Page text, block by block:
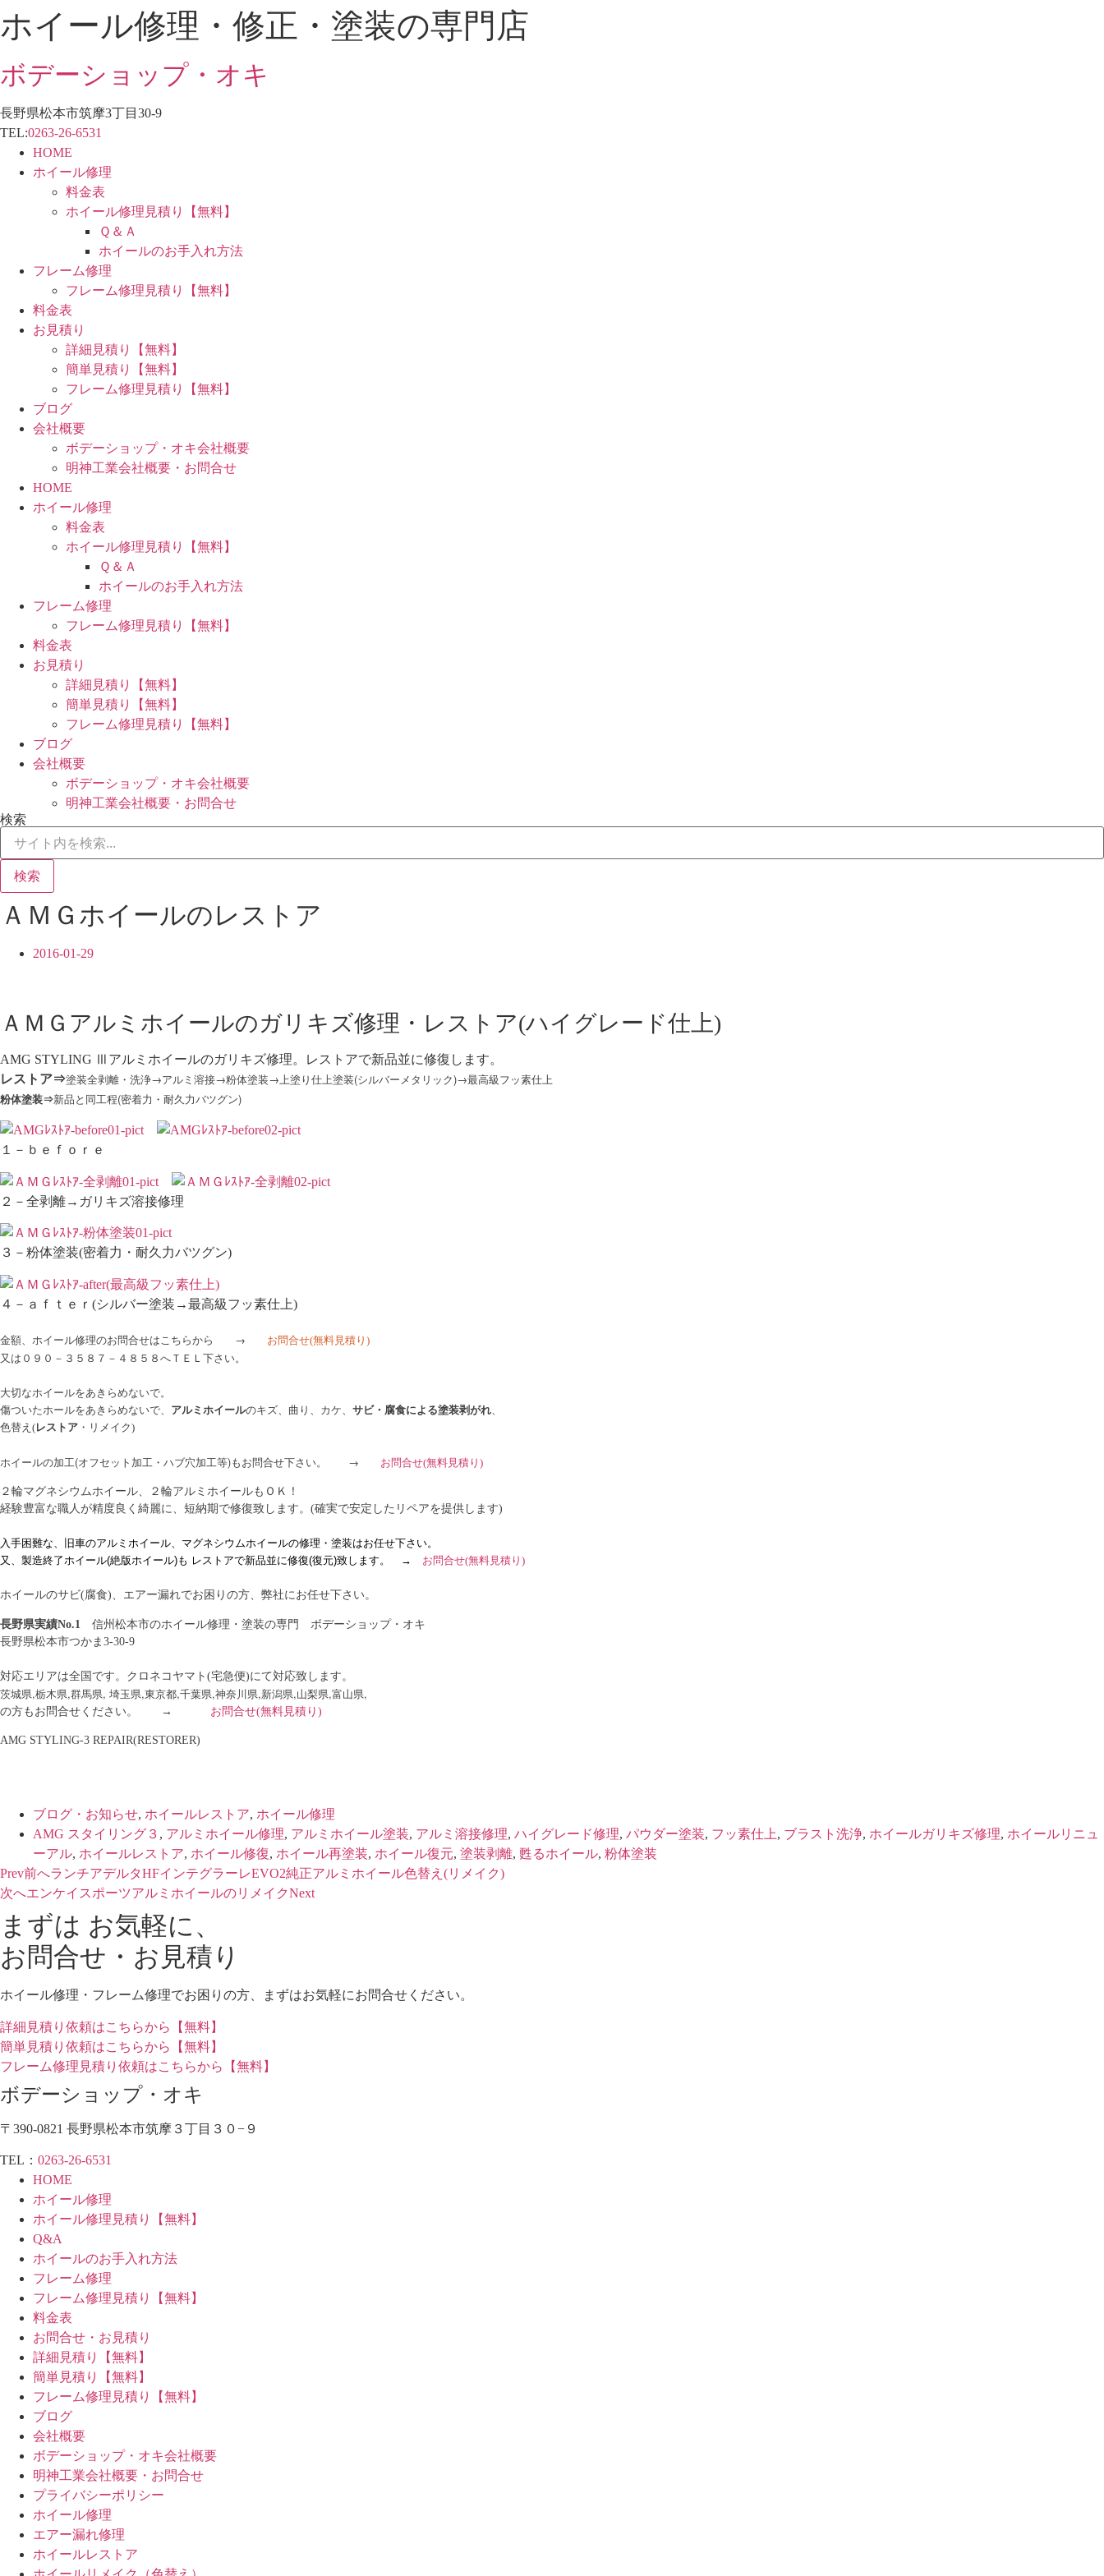
ン
ン
に
ス
ホイール修理・修正・塗装の専門店
ボデーショップ・オキ
長野県松本市筑摩3丁目30-9
TEL:0263-26-6531
HOME
ホイール修理
料金表
ホイール修理見積り【無料】
Ｑ＆Ａ
ホイールのお手入れ方法
フレーム修理
フレーム修理見積り【無料】
料金表
お見積り
詳細見積り【無料】
簡単見積り【無料】
フレーム修理見積り【無料】
ブログ
会社概要
ボデーショップ・オキ会社概要
明神工業会社概要・お問合せ
HOME
ホイール修理
料金表
ホイール修理見積り【無料】
Ｑ＆Ａ
ホイールのお手入れ方法
フレーム修理
フレーム修理見積り【無料】
料金表
お見積り
詳細見積り【無料】
簡単見積り【無料】
フレーム修理見積り【無料】
ブログ
会社概要
ボデーショップ・オキ会社概要
明神工業会社概要・お問合せ
検索
検索
ＡＭＧホイールのレストア
2016-01-29
ＡＭＧアルミホイールのガリキズ修理・レストア(ハイグレード仕上)
AMG STYLING Ⅲアルミホイールのガリキズ修理。レストアで新品並に修復します。
レストア⇒塗装全剥離・洗浄→アルミ溶接→粉体塗装→上塗り仕上塗装(シルバーメタリック)→最高級フッ素仕上
粉体塗装⇒新品と同工程(密着力・耐久力バツグン)
１－ｂｅｆｏｒｅ
２－全剥離→ガリキズ溶接修理
３－粉体塗装(密着力・耐久力バツグン)
４－ａｆｔｅｒ(シルバー塗装→最高級フッ素仕上)
金額、ホイール修理のお問合せはこちらから → お問合せ(無料見積り)
又は０９０－３５８７－４８５８へＴＥＬ下さい。
大切なホイールをあきらめないで。
傷ついたホールをあきらめないで、 アルミホイールのキズ、曲り、カケ、 サビ・腐食による塗装剥がれ、
色替え(レストア ・リメイク)
ホイールの加工(オフセット加工・ハブ穴加工等)もお問合せ下さい。 → お問合せ(無料見積り)
２輪マグネシウムホイール、２輪アルミホイールもＯＫ！
経験豊富な職人が精度良く綺麗に、短納期で修復致します。(確実で安定したリペアを提供します)
入手困難な、旧車のアルミホイール、マグネシウムホイールの修理・塗装はお任せ下さい。
又、製造終了ホイール(絶版ホイール)も レストアで新品並に修復(復元)致します。 → お問合せ(無料見積り)
ホイールのサビ(腐食)、エアー漏れでお困りの方、弊社にお任せ下さい。
長野県実績No.1
信州松本市のホイール修理・塗装の専門 ボデーショップ・オキ
長野県松本市つかま3-30-9
対応エリアは全国です。クロネコヤマト(宅急便)にて対応致します。
茨城県,栃木県,群馬県, 埼玉県,東京都,千葉県,神奈川県,新潟県,山梨県,富山県,
の方もお問合せください。 → お問合せ(無料見積り)
AMG STYLING-3 REPAIR(RESTORER)
ブログ・お知らせ, ホイールレストア, ホイール修理
AMG スタイリング３ , アルミホイール修理, アルミホイール塗装, アルミ溶接修理, ハイグレード修理, パウダー塗装, フッ素仕上, ブラスト洗浄, ホイールガリキズ修理, ホイールリニュ
ーアル, ホイールレストア, ホイール修復, ホイール再塗装, ホイール復元, 塗装剥離, 甦るホイール, 粉体塗装
Prev前へランチアデルタHFインテグラーレEVO2純正アルミホイール色替え(リメイク)
次へエンケイスポーツアルミホイールのリメイクNext
まずは お気軽に、
お問合せ・お見積り
ホイール修理・フレーム修理でお困りの方、まずはお気軽にお問合せください。
詳細見積り依頼はこちらから【無料】
簡単見積り依頼はこちらから【無料】
フレーム修理見積り依頼はこちらから【無料】
ボデーショップ・オキ
〒390-0821 長野県松本市筑摩３丁目３０−９
TEL： 0263-26-6531
HOME
ホイール修理
ホイール修理見積り【無料】
Q&A
ホイールのお手入れ方法
フレーム修理
フレーム修理見積り【無料】
料金表
お問合せ・お見積り
詳細見積り【無料】
簡単見積り【無料】
フレーム修理見積り【無料】
ブログ
会社概要
ボデーショップ・オキ会社概要
明神工業会社概要・お問合せ
プライバシーポリシー
ホイール修理
エアー漏れ修理
ホイールレストア